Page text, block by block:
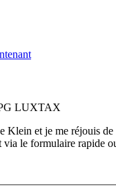
Klein et je me réjouis
via le formulaire rapide